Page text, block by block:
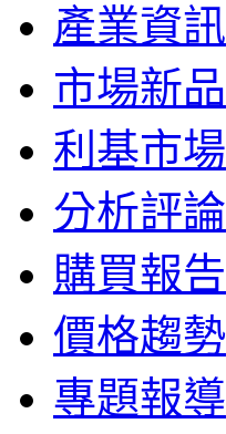
產業資訊
市場新品
利基市場
分析評論
購買報告
價格趨勢
專題報導